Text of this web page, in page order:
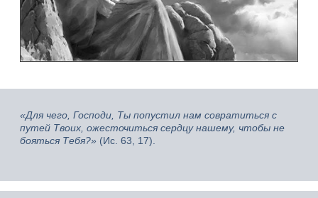
«Для чего, Господи, Ты попустил нам совратиться с
путей Твоих, ожесточиться сердцу нашему, чтобы не
бояться Тебя?» (Ис. 63, 17).